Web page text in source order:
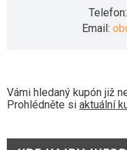
Telefon:
Email:
Vámi hledaný kupón již
Prohlédněte si aktuální